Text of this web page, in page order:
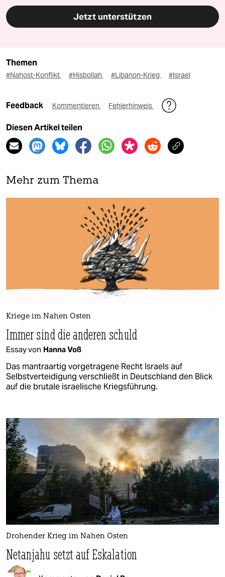
Jetzt unterstützen
Themen
#Nahost-Konflikt #Hisbollah #Libanon-Krieg #Israel
Feedback Kommentieren Fehlerhinweis
Diesen Artikel teilen
Mehr zum Thema
Kriege im Nahen Osten
Immer sind die anderen schuld
Essay von Hanna Voß
Das mantraartig vorgetragene Recht Israels auf
Selbstverteidigung verschließt in Deutschland den Blick
auf die brutale israelische Kriegsführung.
Drohender Krieg im Nahen Osten
Netanjahu setzt auf Eskalation